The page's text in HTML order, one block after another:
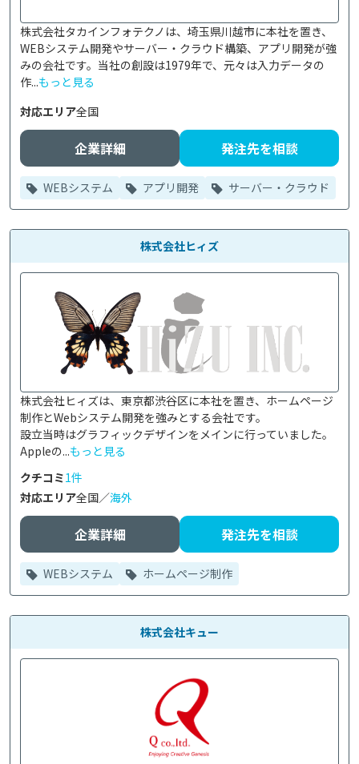
株式会社タカインフォテクノは、埼玉県川越市に本社を置き、
WEBシステム開発やサーバー・クラウド構築、アプリ開発が強
みの会社です。当社の創設は1979年で、元々は入力データの
作...もっと見る
対応エリア全国
企業詳細 発注先を相談
WEBシステム アプリ開発 サーバー・クラウド
株式会社ヒィズ
株式会社ヒィズは、東京都渋谷区に本社を置き、ホームページ
制作とWebシステム開発を強みとする会社です。
設立当時はグラフィックデザインをメインに行っていました。
Appleの...もっと見る
クチコミ1件
対応エリア全国／海外
企業詳細 発注先を相談
WEBシステム ホームページ制作
株式会社キュー